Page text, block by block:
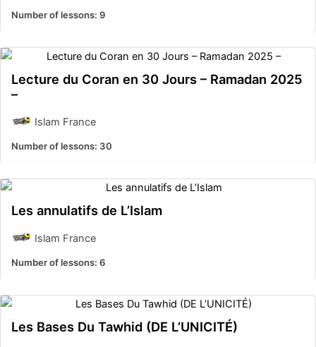
Number of lessons: 9
Lecture du Coran en 30 Jours – Ramadan 2025
–
Islam France
Number of lessons: 30
Les annulatifs de L’Islam
Islam France
Number of lessons: 6
Les Bases Du Tawhid (DE L’UNICITÉ)